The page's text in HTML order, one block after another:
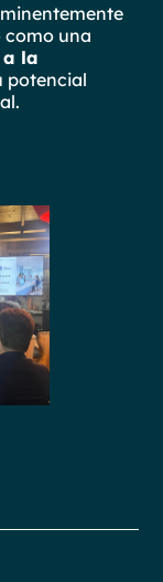
como una
a la
potencial